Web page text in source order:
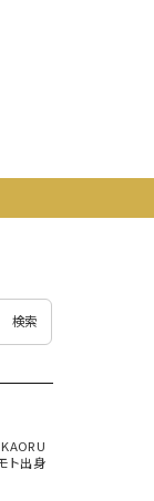
検索
ト出身